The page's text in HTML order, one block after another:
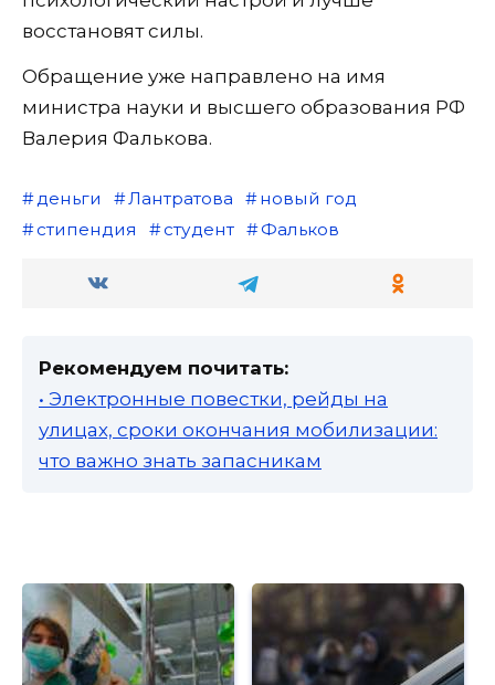
восстановят силы.
Обращение уже направлено на имя
министра науки и высшего образования РФ
Валерия Фалькова.
деньги Лантратова
новый год
стипендия
студент Фальков
Рекомендуем почитать:
• Электронные повестки, рейды на
улицах, сроки окончания мобилизации:
что важно знать запасникам